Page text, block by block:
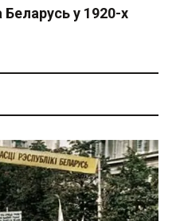
Беларусь у 1920-х